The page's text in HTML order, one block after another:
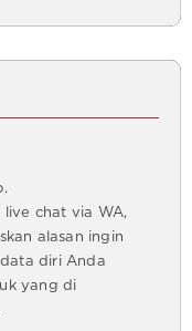
live chat via WA,
alasan ingin
diri Anda
yang di